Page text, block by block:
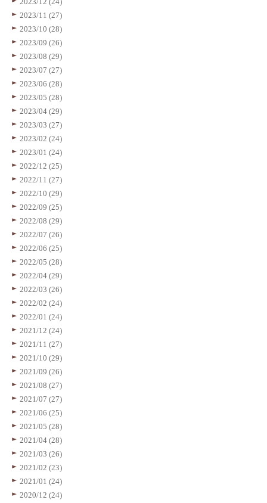
2023/11 (27)
2023/10 (28)
2023/09 (26)
2023/08 (29)
2023/07 (27)
2023/06 (28)
2023/05 (28)
2023/04 (29)
2023/03 (27)
2023/02 (24)
2023/01 (24)
2022/12 (25)
2022/11 (27)
2022/10 (29)
2022/09 (25)
2022/08 (29)
2022/07 (26)
2022/06 (25)
2022/05 (28)
2022/04 (29)
2022/03 (26)
2022/02 (24)
2022/01 (24)
2021/12 (24)
2021/11 (27)
2021/10 (29)
2021/09 (26)
2021/08 (27)
2021/07 (27)
2021/06 (25)
2021/05 (28)
2021/04 (28)
2021/03 (26)
2021/02 (23)
2021/01 (24)
2020/12 (24)